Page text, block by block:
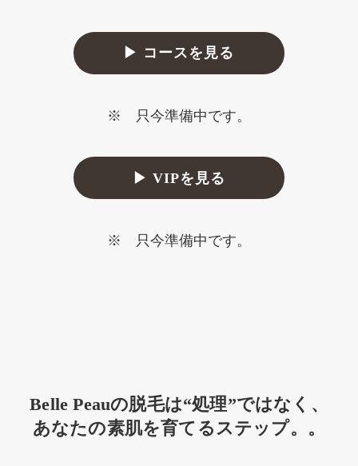
▶ コースを見る
※ 只今準備中です。
▶ VIPを見る
※ 只今準備中です。
Belle Peauの脱毛は“処理”ではなく、
あなたの素肌を育てるステップ。。